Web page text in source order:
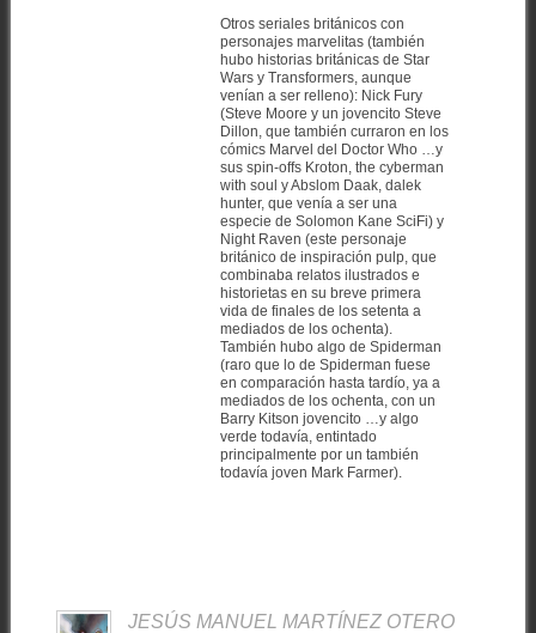
Otros seriales británicos con
personajes marvelitas (también
hubo historias británicas de Star
Wars y Transformers, aunque
venían a ser relleno): Nick Fury
(Steve Moore y un jovencito Steve
Dillon, que también curraron en los
cómics Marvel del Doctor Who …y
sus spin-offs Kroton, the cyberman
with soul y Abslom Daak, dalek
hunter, que venía a ser una
especie de Solomon Kane SciFi) y
Night Raven (este personaje
británico de inspiración pulp, que
combinaba relatos ilustrados e
historietas en su breve primera
vida de finales de los setenta a
mediados de los ochenta).
También hubo algo de Spiderman
(raro que lo de Spiderman fuese
en comparación hasta tardío, ya a
mediados de los ochenta, con un
Barry Kitson jovencito …y algo
verde todavía, entintado
principalmente por un también
todavía joven Mark Farmer).
JESÚS MANUEL MARTÍNEZ OTERO